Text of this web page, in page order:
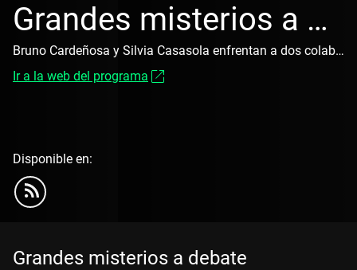
Grandes misterios a debate
Bruno Cardeñosa y Silvia Casasola enfrentan a dos colaboradores en debates semanales sobre enigmas (ovnis, radiestesia, fantasmas, Atlántida…) con tono riguroso y dialéctico.
Ir a la web del programa
Disponible en:
Grandes misterios a debate